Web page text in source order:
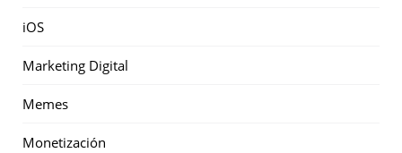
iOS
Marketing Digital
Memes
Monetización